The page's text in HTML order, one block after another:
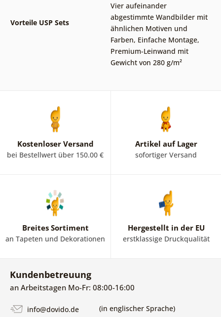
Vorteile USP Sets
Vier aufeinander
abgestimmte Wandbilder mit
ähnlichen Motiven und
Farben, Einfache Montage,
Premium-Leinwand mit
Gewicht von 280 g/m²
Kostenloser Versand
bei Bestellwert über 150.00 €
Artikel auf Lager
sofortiger Versand
Breites Sortiment
an Tapeten und Dekorationen
Hergestellt in der EU
erstklassige Druckqualität
Kundenbetreuung
an Arbeitstagen Mo-Fr: 08:00-16:00
info@dovido.de (in englischer Sprache)